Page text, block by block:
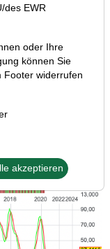
des EWR
oder Ihre
können Sie
Footer widerrufen
akzeptieren